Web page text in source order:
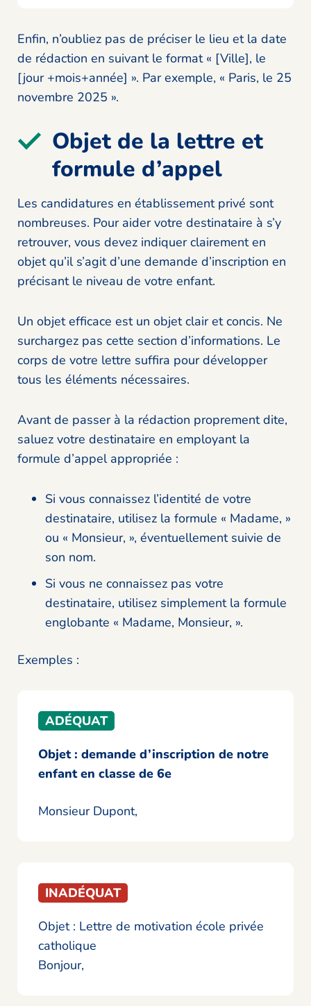
Enfin, n’oubliez pas de préciser le lieu et la date
de rédaction en suivant le format « [Ville], le
[jour +mois+année] ». Par exemple, « Paris, le 25
novembre 2025 ».
Objet de la lettre et
formule d’appel
Les candidatures en établissement privé sont
nombreuses. Pour aider votre destinataire à s’y
retrouver, vous devez indiquer clairement en
objet qu’il s’agit d’une demande d’inscription en
précisant le niveau de votre enfant.
Un objet efficace est un objet clair et concis. Ne
surchargez pas cette section d’informations. Le
corps de votre lettre suffira pour développer
tous les éléments nécessaires.
Avant de passer à la rédaction proprement dite,
saluez votre destinataire en employant la
formule d’appel appropriée :
Si vous connaissez l’identité de votre
destinataire, utilisez la formule « Madame, »
ou « Monsieur, », éventuellement suivie de
son nom.
Si vous ne connaissez pas votre
destinataire, utilisez simplement la formule
englobante « Madame, Monsieur, ».
Exemples :
ADÉQUAT
Objet : demande d’inscription de notre
enfant en classe de 6e
Monsieur Dupont,
INADÉQUAT
Objet : Lettre de motivation école privée
catholique
Bonjour,